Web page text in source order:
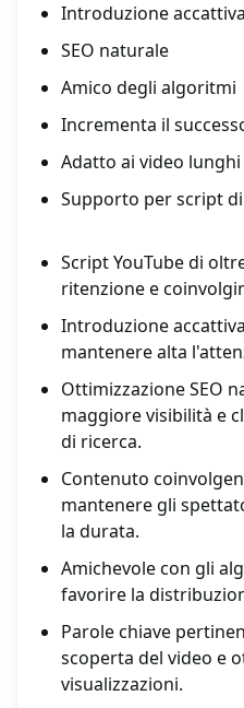
Introduzione
SEO naturale
Amico degli algoritmi
Incrementa il
Adatto ai video lunghi
Supporto per script
Script YouTube di
ritenzione e
Introduzione
mantenere alta
Ottimizzazione SEO
maggiore visibilità e
di ricerca.
Contenuto
mantenere gli
la durata.
Amichevole con gli
favorire la
Parole chiave
scoperta del video e
visualizzazioni.